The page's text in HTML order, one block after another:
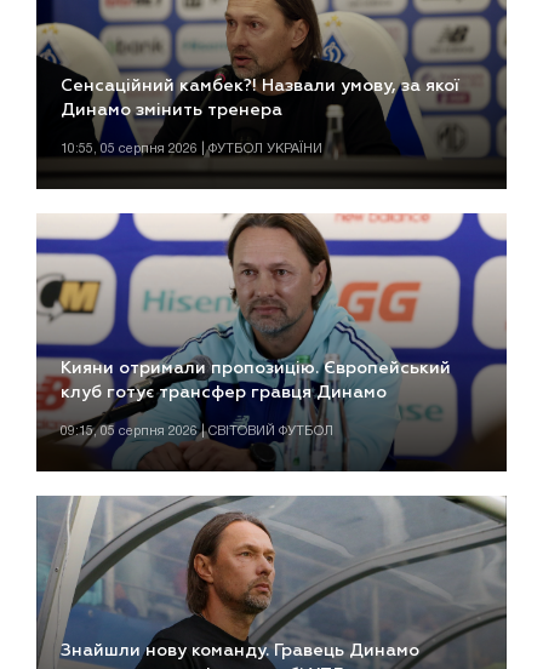
Сенсаційний камбек?! Назвали умову, за якої
Динамо змінить тренера
10:55, 05 серпня 2026 | ФУТБОЛ УКРАЇНИ
Кияни отримали пропозицію. Європейський
клуб готує трансфер гравця Динамо
09:15, 05 серпня 2026 | СВІТОВИЙ ФУТБОЛ
Знайшли нову команду. Гравець Динамо